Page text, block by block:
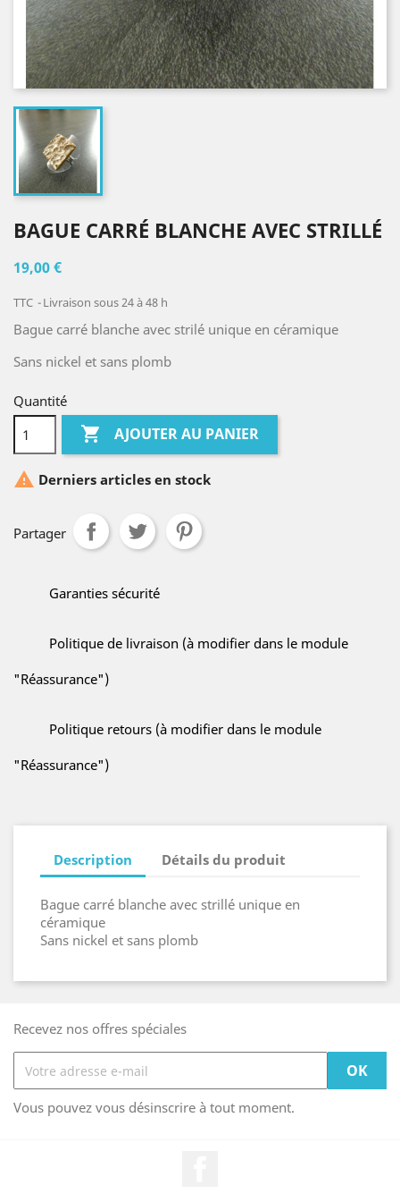
BAGUE CARRÉ BLANCHE AVEC STRILLÉ
19,00 €
TTC Livraison sous 24 à 48 h
Bague carré blanche avec strilé unique en céramique
Sans nickel et sans plomb
Quantité
 AJOUTER AU PANIER
 Derniers articles en stock
Partager
Garanties sécurité
Politique de livraison (à modifier dans le module
"Réassurance")
Politique retours (à modifier dans le module
"Réassurance")
Description Détails du produit
Bague carré blanche avec strillé unique en
céramique
Sans nickel et sans plomb
Recevez nos offres spéciales
Vous pouvez vous désinscrire à tout moment.